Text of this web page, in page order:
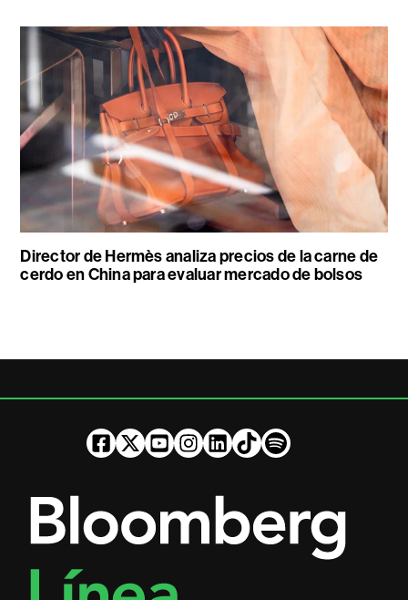
Director de Hermès analiza precios de la carne de
cerdo en China para evaluar mercado de bolsos